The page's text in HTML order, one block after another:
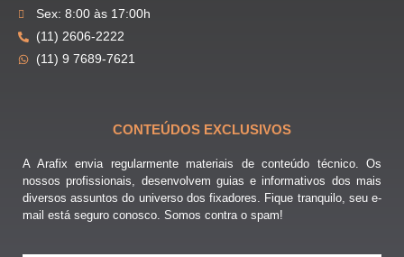
Sex: 8:00 às 17:00h
(11) 2606-2222
(11) 9 7689-7621
CONTEÚDOS EXCLUSIVOS
A Arafix envia regularmente materiais de conteúdo técnico. Os
nossos profissionais, desenvolvem guias e informativos dos mais
diversos assuntos do universo dos fixadores. Fique tranquilo, seu e-
mail está seguro conosco. Somos contra o spam!